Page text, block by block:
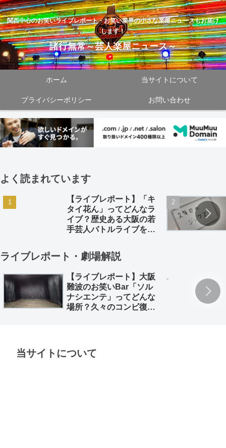
関西中心のお笑いライブレポート・お笑い業界の小さな楽屋ニュースもお届け
します！
諸行無常～芸人楽屋ニュース～
ホーム 当サイトについて
プライバシーポリシー お問い合わせ
よく読まれています
【ライブレポート】「キ
タイ花ん」ってどんなラ
イブ？歴史ある大阪の若
手芸人バトルライブを徹
ライブレポート・劇場解説
【ライブレポート】大阪
難波のお笑いBar「ソル
ナシエンテ」ってどんな
場所？久々のコンビ復活
当サイトについて